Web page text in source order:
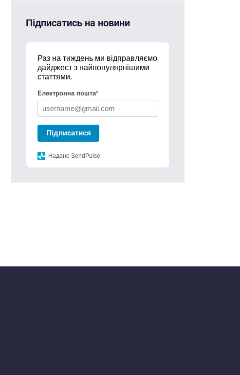
Підписатись на новини
Раз на тиждень ми відправляємо
дайджест з найпопулярнішими
статтями.
Електронна пошта*
Підписатися
Надано SendPulse